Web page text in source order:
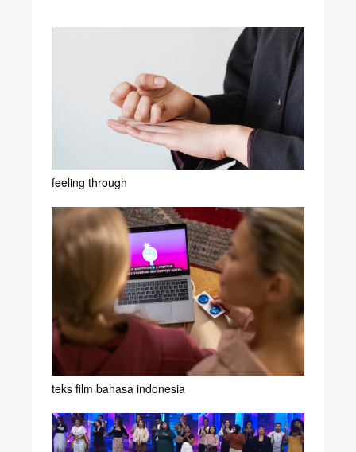
feeling through
teks film bahasa indonesia